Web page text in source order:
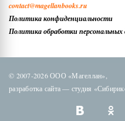
contact@magellanbooks.ru
Политика конфиденциальности
Политика обработки
© 2007-2026 ООО «Магеллан»,
разработка сайта — студия